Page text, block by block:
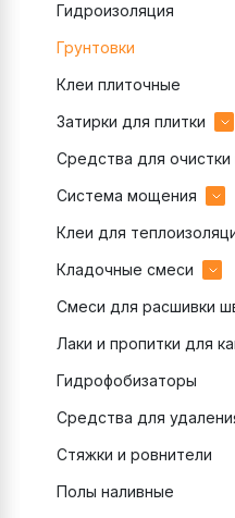
Гидроизоляция
Грунтовки
Клеи плиточные
Затирки для плитки
эпоксидные
цементные
Средства для очистки
Система мощения
Затирки для
Клеи для брусчатки
Подстилающий
Полимерный песок
Раствор для камня
Связующее для
Клеи для
Кладочные смеси
цветные
монтажные
теплоизоляционные
Смеси для расшивки
Лаки и пропитки для
Гидрофобизаторы
Средства для
Стяжки и ровнители
Полы наливные